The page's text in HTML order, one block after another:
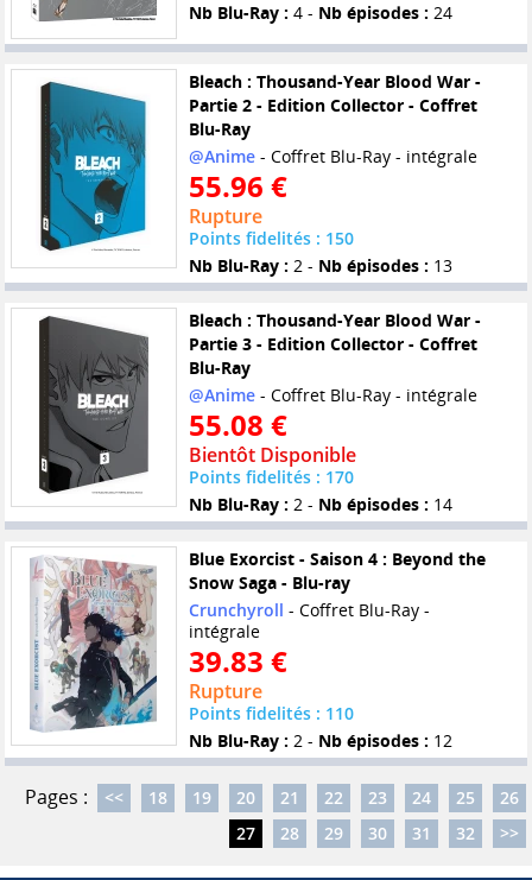
Nb Blu-Ray : 4 - Nb épisodes : 24
Bleach : Thousand-Year Blood War -
Partie 2 - Edition Collector - Coffret
Blu-Ray
@Anime- Coffret Blu-Ray - intégrale
55.96 €
Rupture
Points fidelités : 150
Nb Blu-Ray : 2 - Nb épisodes : 13
Bleach : Thousand-Year Blood War -
Partie 3 - Edition Collector - Coffret
Blu-Ray
@Anime- Coffret Blu-Ray - intégrale
55.08 €
Bientôt Disponible
Points fidelités : 170
Nb Blu-Ray : 2 - Nb épisodes : 14
Blue Exorcist - Saison 4 : Beyond the
Snow Saga - Blu-ray
Crunchyroll - Coffret Blu-Ray -
intégrale
39.83 €
Rupture
Points fidelités : 110
Nb Blu-Ray : 2 - Nb épisodes : 12
Pages : << 18 19 20 21 22 23 24 25
26
27
28 29 30 31 32 >>